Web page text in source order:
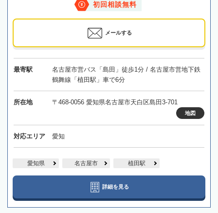
初回相談無料
メールする
最寄駅
名古屋市営バス「島田」徒歩1分 / 名古屋市営地下鉄
鶴舞線「植田駅」車で6分
所在地 〒468-0056 愛知県名古屋市天白区島田3-701
地図
対応エリア 愛知
愛知県 名古屋市 植田駅
詳細を見る